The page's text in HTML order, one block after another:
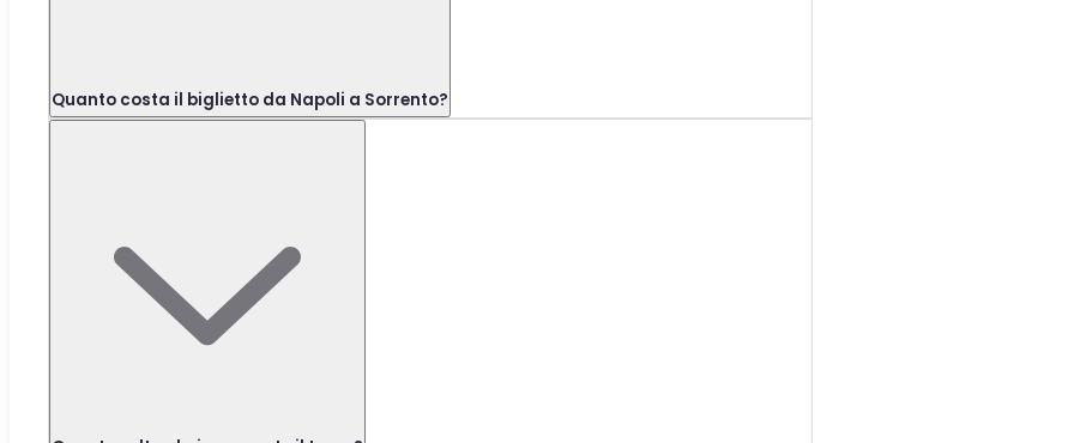
Quanto costa il biglietto da Napoli a Sorrento?